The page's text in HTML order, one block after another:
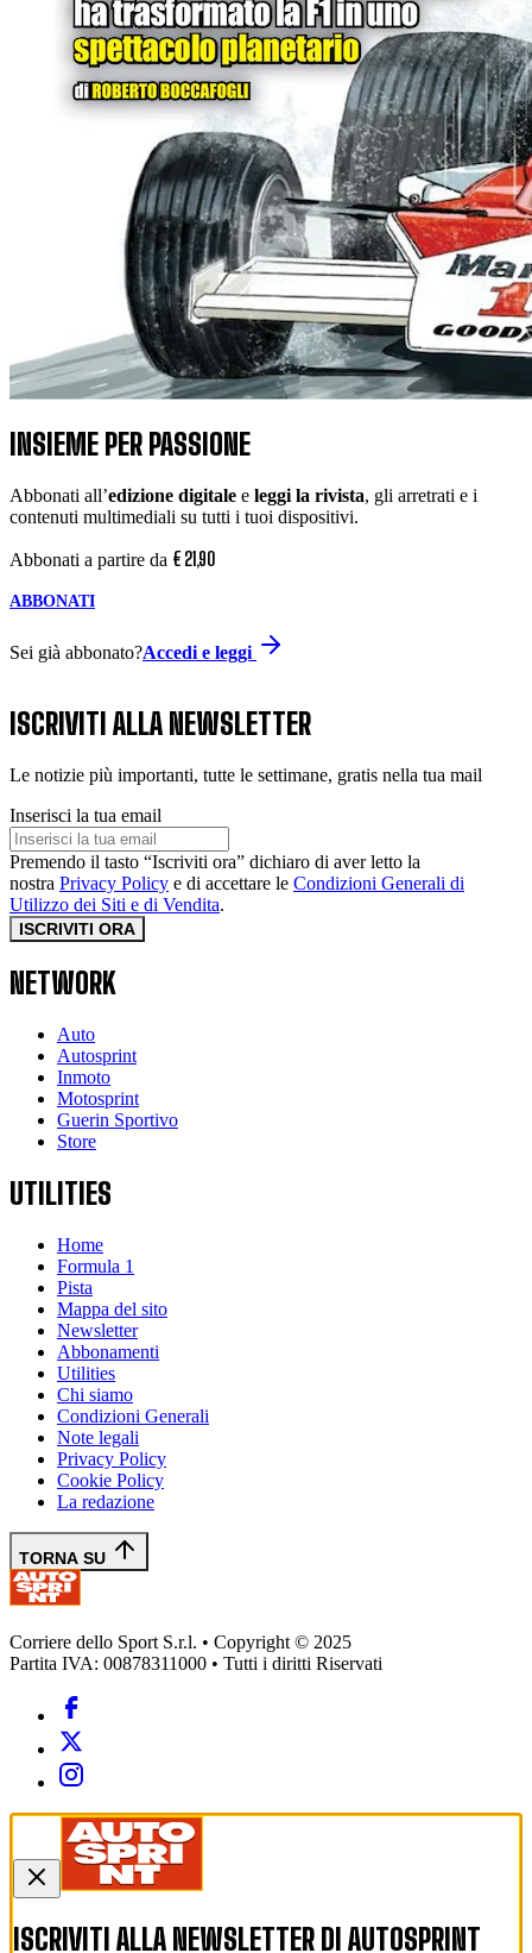
INSIEME PER PASSIONE
Abbonati all’edizione digitale e leggi la rivista, gli arretrati e i
contenuti multimediali su tutti i tuoi dispositivi.
Abbonati a partire da € 21,90
ABBONATI
Sei già abbonato?Accedi e leggi
ISCRIVITI ALLA NEWSLETTER
Le notizie più importanti, tutte le settimane, gratis nella tua mail
Inserisci la tua email
Premendo il tasto “Iscriviti ora” dichiaro di aver letto la
nostra Privacy Policy e di accettare le Condizioni Generali di
Utilizzo dei Siti e di Vendita.
ISCRIVITI ORA
NETWORK
Auto
Autosprint
Inmoto
Motosprint
Guerin Sportivo
Store
UTILITIES
Home
Formula 1
Pista
Mappa del sito
Newsletter
Abbonamenti
Utilities
Chi siamo
Condizioni Generali
Note legali
Privacy Policy
Cookie Policy
La redazione
TORNA SU
Corriere dello Sport S.r.l. • Copyright © 2025
Partita IVA: 00878311000 • Tutti i diritti Riservati
ISCRIVITI ALLA NEWSLETTER DI AUTOSPRINT